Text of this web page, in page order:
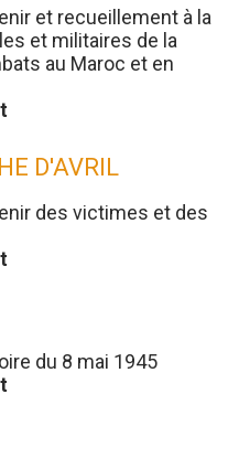
et recueillement à la
et militaires de la
au Maroc et en
D'AVRIL
des victimes et des
du 8 mai 1945